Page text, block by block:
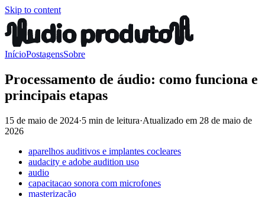
Skip to content
InícioPostagensSobre
Processamento de áudio: como funciona e
principais etapas
15 de maio de 2024·5 min de leitura·Atualizado em 28 de maio de
2026
aparelhos auditivos e implantes cocleares
audacity e adobe audition uso
audio
capacitacao sonora com microfones
masterização